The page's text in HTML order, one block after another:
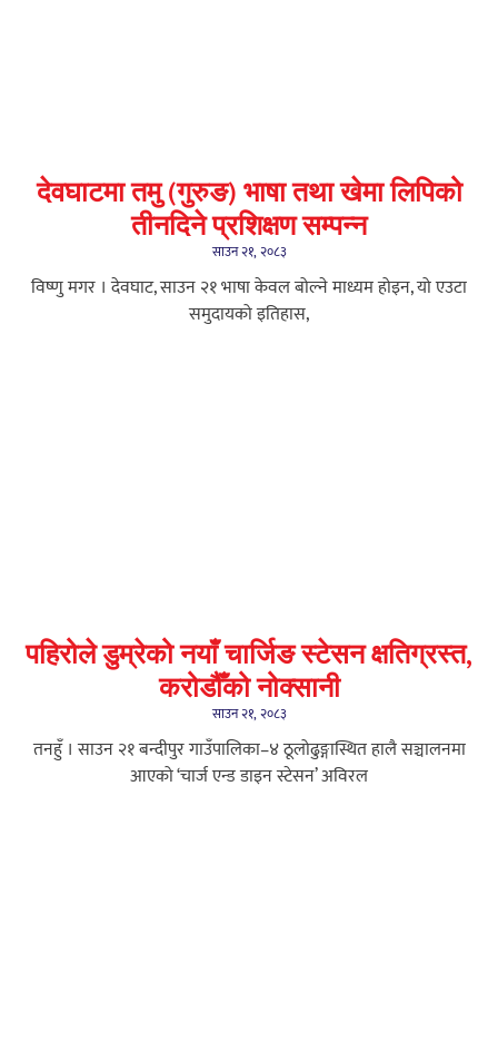
देवघाटमा तमु (गुरुङ) भाषा तथा खेमा लिपिको
तीनदिने प्रशिक्षण सम्पन्न
साउन २१, २०८३
विष्णु मगर । देवघाट, साउन २१ भाषा केवल बोल्ने माध्यम होइन, यो एउटा
समुदायको इतिहास,
पहिरोले डुम्रेको नयाँ चार्जिङ स्टेसन क्षतिग्रस्त,
करोडौँको नोक्सानी
साउन २१, २०८३
तनहुँ । साउन २१ बन्दीपुर गाउँपालिका–४ ठूलोढुङ्गास्थित हालै सञ्चालनमा
आएको ‘चार्ज एन्ड डाइन स्टेसन’ अविरल